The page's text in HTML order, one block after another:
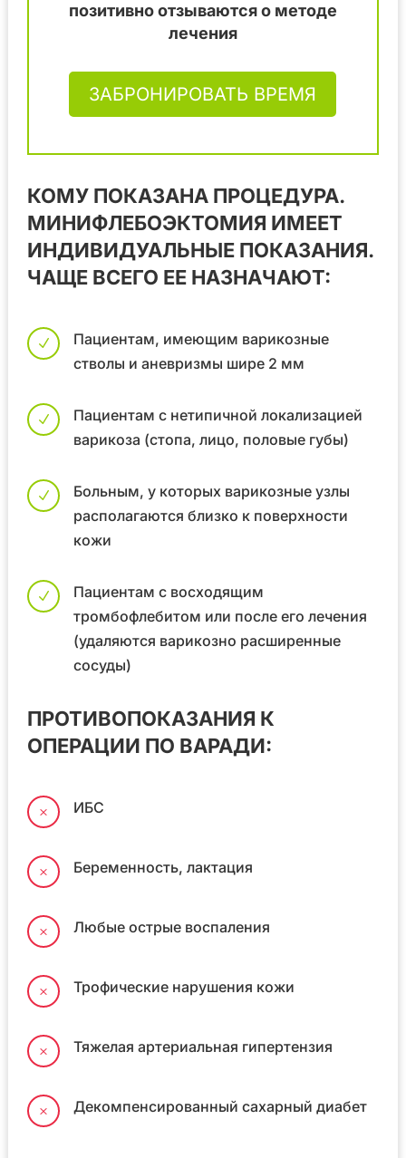
позитивно отзываются о методе
лечения
ЗАБРОНИРОВАТЬ ВРЕМЯ
КОМУ ПОКАЗАНА ПРОЦЕДУРА.
МИНИФЛЕБОЭКТОМИЯ ИМЕЕТ
ИНДИВИДУАЛЬНЫЕ ПОКАЗАНИЯ.
ЧАЩЕ ВСЕГО ЕЕ НАЗНАЧАЮТ:
N
Пациентам, имеющим варикозные
стволы и аневризмы шире 2 мм
N
Пациентам с нетипичной локализацией
варикоза (стопа, лицо, половые губы)
N
Больным, у которых варикозные узлы
располагаются близко к поверхности
кожи
N
Пациентам с восходящим
тромбофлебитом или после его лечения
(удаляются варикозно расширенные
сосуды)
ПРОТИВОПОКАЗАНИЯ К
ОПЕРАЦИИ ПО ВАРАДИ:
M ИБС
M Беременность, лактация
M Любые острые воспаления
M Трофические нарушения кожи
M Тяжелая артериальная гипертензия
M Декомпенсированный сахарный диабет